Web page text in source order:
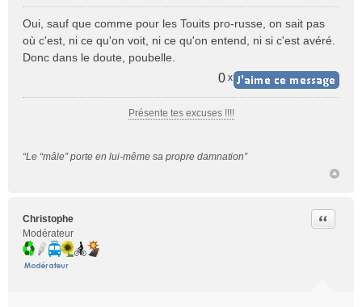
s
s
a
u
Oui, sauf que comme pour les Touits pro-russe, on sait pas
où c'est, ni ce qu'on voit, ni ce qu'on entend, ni si c'est avéré.
Donc dans le doute, poubelle.
0 x
Présente tes excuses !!!!
“Le “mâle” porte en lui-même sa propre damnation”
Christophe
Modérateur
Citer